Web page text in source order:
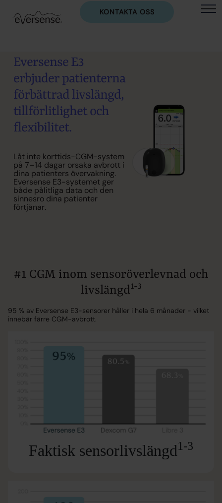
KONTAKTA OSS
Eversense E3
erbjuder patienterna
förbättrad livslängd,
tillförlitlighet och
flexibilitet.
Låt inte korttids-CGM-system
på 7–14 dagar orsaka avbrott i
dina patienters övervakning.
Eversense E3-systemet ger
både pålitliga data och den
sinnesro dina patienter
förtjänar.
#1 CGM inom sensoröverlevnad och
livslängd1-3
95 % av Eversense E3-sensorer håller i hela 6 månader - vilket
innebär färre CGM-avbrott.
Faktisk sensorlivslängd1-3